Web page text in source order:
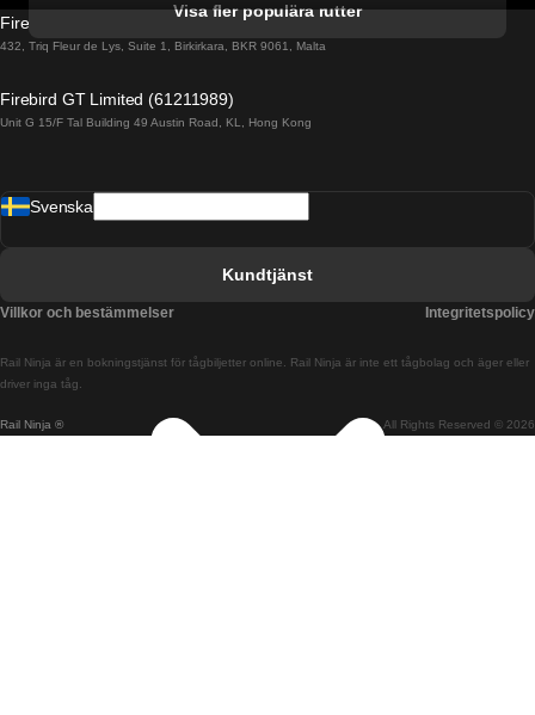
Tåg från Porto till Faro
Tåg från Barcelona till Madrid
Tåg från Budapest till Bratislava
Visa fler populära rutter
Firebird GT Limited (OC 1451)
432, Triq Fleur de Lys, Suite 1, Birkirkara, BKR 9061, Malta
Firebird GT Limited (61211989)
Unit G 15/F Tal Building 49 Austin Road, KL, Hong Kong
Rail Ninja ® All Rights Reserved © 2026
Rail Ninja är en bokningstjänst för tågbiljetter online. Rail Ninja är inte ett tågbolag och äger eller
driver inga tåg.
Svenska
Kundtjänst
Villkor och bestämmelser Integritetspolicy